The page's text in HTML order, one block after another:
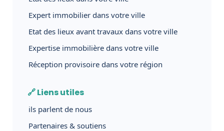
Expert immobilier dans votre ville
Etat des lieux avant travaux dans votre ville
Expertise immobilière dans votre ville
Réception provisoire dans votre région
🔗 Liens utiles
ils parlent de nous
Partenaires & soutiens